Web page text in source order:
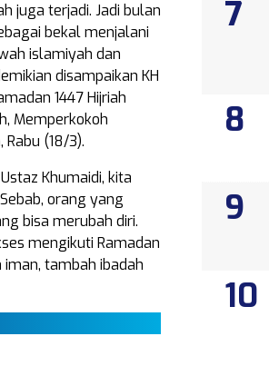
juga terjadi. Jadi bulan
bekal menjalani
islamiyah dan
disampaikan KH
1447 Hijriah
Memperkokoh
Rabu (18/3).
Khumaidi, kita
orang yang
bisa merubah diri.
mengikuti Ramadan
tambah ibadah